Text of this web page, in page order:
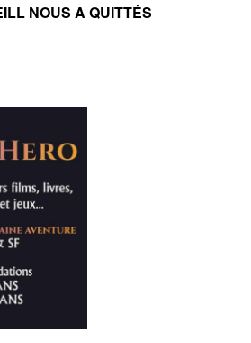
NOUS A QUITTÉS